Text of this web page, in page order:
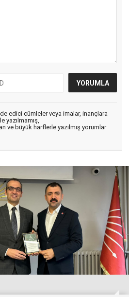
edici cümleler veya imalar, inançlara
yazılmamış,
ve büyük harflerle yazılmış yorumlar